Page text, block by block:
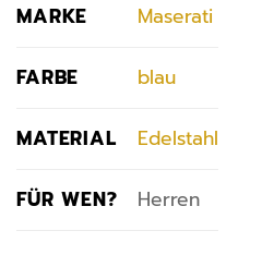
MARKE Maserati
FARBE blau
MATERIAL Edelstahl
FÜR WEN? Herren